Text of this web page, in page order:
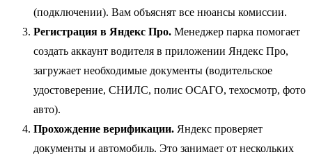
(подключении). Вам объяснят все нюансы комиссии.
Регистрация в Яндекс Про. Менеджер парка помогает
создать аккаунт водителя в приложении Яндекс Про,
загружает необходимые документы (водительское
удостоверение, СНИЛС, полис ОСАГО, техосмотр, фото
авто).
Прохождение верификации. Яндекс проверяет
документы и автомобиль. Это занимает от нескольких